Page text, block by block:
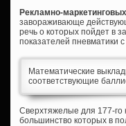
Рекламно-
завораживающе
речь о которых пойдет в
показателей пневматики
Математические
соответствующие
Сверхтяжелые для 177-го
большинство которых в